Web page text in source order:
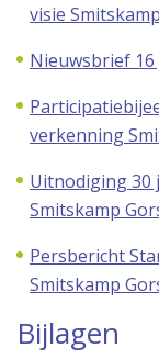
visie
Nieuwsbrief 16
verkenning
Uitnodiging 30
Smitskamp
Persbericht
Smitskamp
Bijlagen